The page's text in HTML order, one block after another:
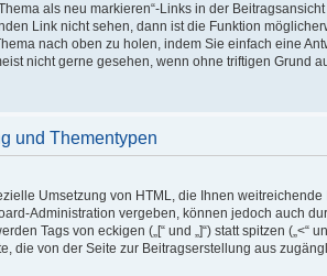
als neu markieren“-Links in der
Link nicht sehen, dann ist die Funktion
nach oben zu holen, indem Sie einfach eine
nicht gerne gesehen, wenn ohne triftigen Grund
und Thementypen
Umsetzung von HTML, die Ihnen
Administration vergeben, können jedoch auch
Tags von eckigen („[“ und „]“) statt spitzen
die von der Seite zur Beitragserstellung aus